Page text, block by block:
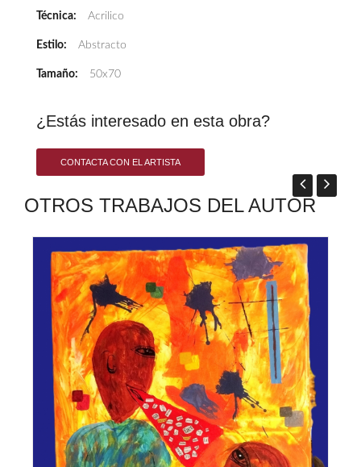
Técnica: Acrilico
Estilo: Abstracto
Tamaño: 50x70
¿Estás interesado en esta obra?
CONTACTA CON EL ARTISTA
OTROS TRABAJOS DEL AUTOR